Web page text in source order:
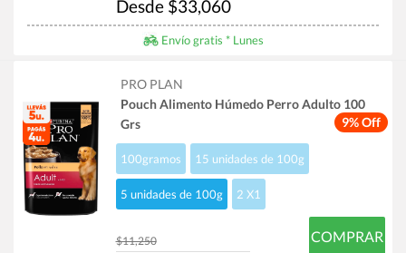
Desde $33,060
Envío gratis * Lunes
9% Off
PRO PLAN
Pouch Alimento Húmedo Perro Adulto 100
Grs
100gramos 15 unidades de 100g
5 unidades de 100g 2 X1
$11,250 COMPRAR